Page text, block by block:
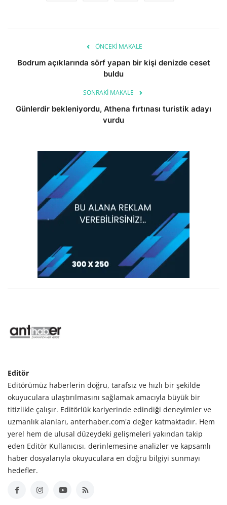
ÖNCEKI MAKALE
Bodrum açıklarında sörf yapan bir kişi denizde ceset
buldu
SONRAKI MAKALE
Günlerdir bekleniyordu, Athena fırtınası turistik adayı
vurdu
Editör
Editörümüz haberlerin doğru, tarafsız ve hızlı bir şekilde
okuyuculara ulaştırılmasını sağlamak amacıyla büyük bir
titizlikle çalışır. Editörlük kariyerinde edindiği deneyimler ve
uzmanlık alanları, anterhaber.com'a değer katmaktadır. Hem
yerel hem de ulusal düzeydeki gelişmeleri yakından takip
eden Editör Kullanıcısı, derinlemesine analizler ve kapsamlı
haber dosyalarıyla okuyuculara en doğru bilgiyi sunmayı
hedefler.